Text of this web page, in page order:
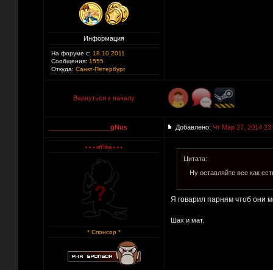
Информация
На форуме с: 18.10.2011
Сообщения: 1555
Откуда: Санкт-Петербург
Вернуться к началу
_________________gNus Добавлено: Чт Мар 27, 2014
* Спонсор *
Цитата:
Ну оставляйте все как
Я говарил парням чтоб они
Шах и мат.